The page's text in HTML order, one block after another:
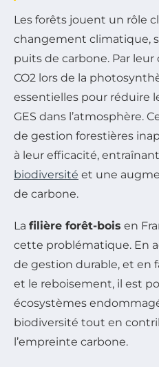
Les forêts jouent un rôle
changement climatique,
puits de carbone. Par leur
CO2 lors de la
essentielles pour réduire
GES dans l’atmosphère.
de gestion forestières
à leur efficacité,
biodiversité et une
de carbone.
La filière forêt-bois en
cette problématique. En
de gestion durable, et en
et le reboisement, il est
écosystèmes
biodiversité tout en
l’empreinte carbone.